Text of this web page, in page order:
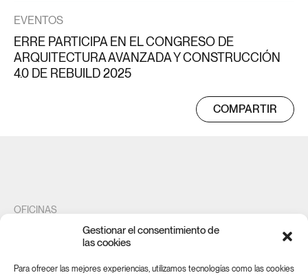
Gestionar el consentimiento de
las cookies
Para ofrecer las mejores experiencias, utilizamos tecnologías como las cookies
COMPARTIR
EVENTOS
ERRE PARTICIPA EN EL CONGRESO DE
ARQUITECTURA AVANZADA Y CONSTRUCCIÓN
4.0 DE REBUILD 2025
OFICINAS
Maestro Gozalbo 20